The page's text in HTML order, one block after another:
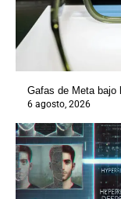
Gafas de Meta bajo
6 agosto, 2026